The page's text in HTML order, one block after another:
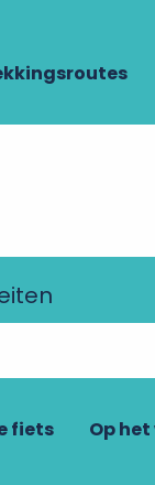
fiets Op
sur-Loire